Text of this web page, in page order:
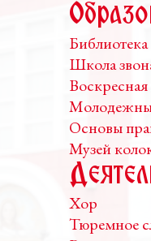
Библиотека
Школа
Основы
Музей
Хор
Тюремное